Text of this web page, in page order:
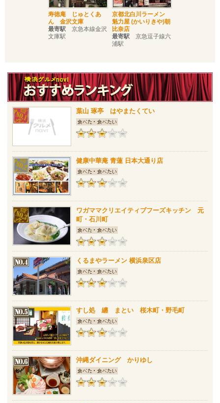
寿徳庵 じゅとくあ
ん 金沢文庫
最寄駅 京急本線金沢
文庫駅
京都北白川ラーメン
魁力屋 (かいりきや)朝
比奈店
最寄駅 京急逗子線六
浦駅
葉山 琢亭 はやまたくてい
健康中華庵 青蓮 日本大通り店
ワガママクリエイティブフーズキッチン 元
町・石川町
くるまやラーメン 横浜泉区店
すし処 纏 まとい 桜木町・野毛町
沖縄ダイニング かりゆし